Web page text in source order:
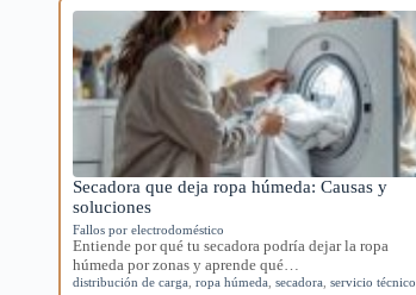
Secadora que deja ropa húmeda: Causas y
soluciones
Fallos por electrodoméstico
Entiende por qué tu secadora podría dejar la ropa
húmeda por zonas y aprende qué…
distribución de carga ,ropa húmeda ,secadora ,servicio técnico